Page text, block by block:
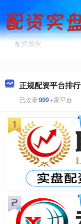
正规配资平台排行
已收录999+家平台